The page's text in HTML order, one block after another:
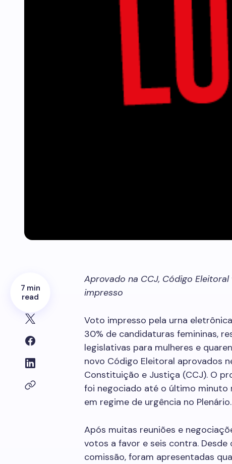
7 min
read
Aprovado na CCJ, Código
impresso
Voto impresso pela urna
30% de candidaturas femininas,
legislativas para mulheres e
novo Código Eleitoral aprovados
Constituição e Justiça (CCJ). O
foi negociado até o último minuto
em regime de urgência no Plenário.
Após muitas reuniões e
votos a favor e seis contra.
comissão, foram apresentadas